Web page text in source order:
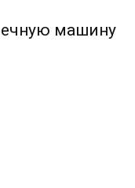
машину